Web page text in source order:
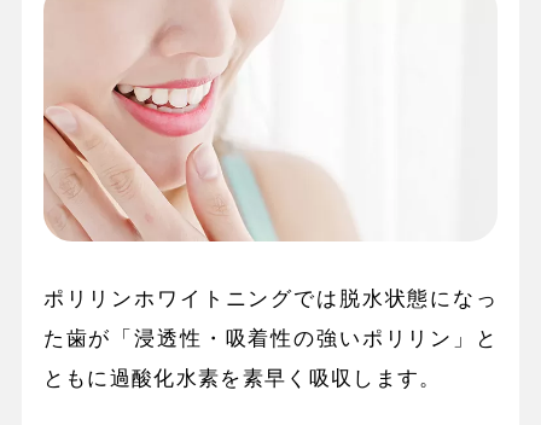
ポリリンホワイトニングでは脱水状態になっ
た歯が「浸透性・吸着性の強いポリリン」と
ともに過酸化水素を素早く吸収します。